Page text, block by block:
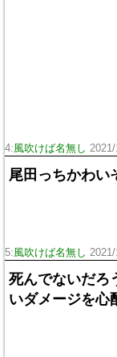
4:風吹けば名無し
尾田っちかわい
5:風吹けば名無し
死んでないだろ
いダメージを心